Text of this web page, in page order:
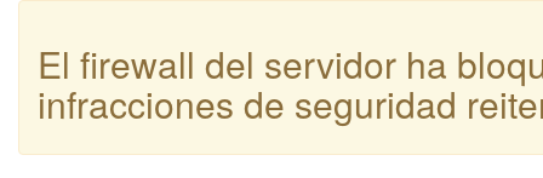
El firewall del servidor ha
infracciones de seguridad